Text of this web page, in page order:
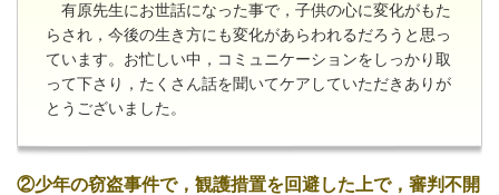
有原先生にお世話になった事で，子供の心に変化がもた
らされ，今後の生き方にも変化があらわれるだろうと思っ
ています。お忙しい中，コミュニケーションをしっかり取
って下さり，たくさん話を聞いてケアしていただきありが
とうございました。
②少年の窃盗事件で，観護措置を回避した上で，審判不開